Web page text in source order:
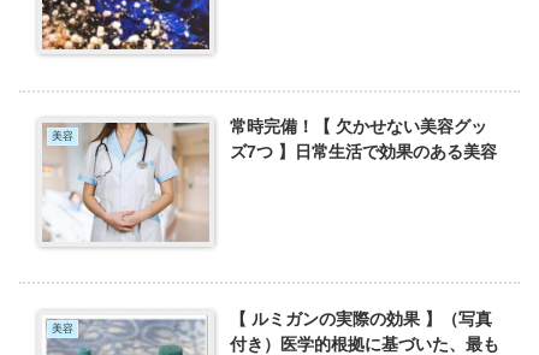
美容
常時完備！【 欠かせない美容グッ
ズ7つ 】日常生活で効果のある美容
美容
【 ルミガンの実際の効果 】（写真
付き）医学的根拠に基づいた、最も